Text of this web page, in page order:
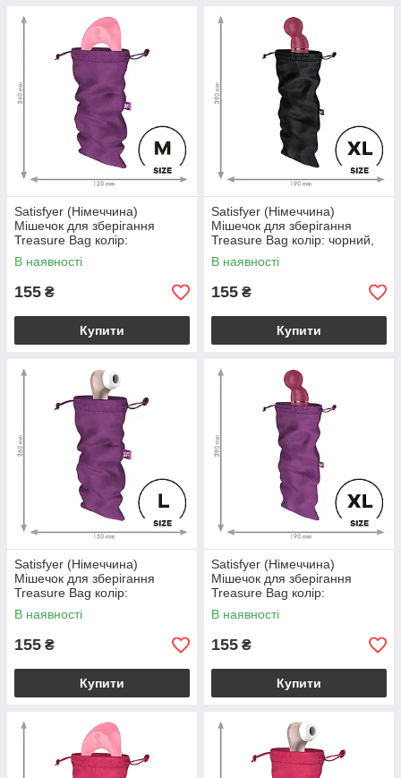
Satisfyer (Німеччина)
Мішечок для зберігання
Treasure Bag колір:
фіолетовий, розмір: М
Satisfyer (Німеччина)
В наявності
155 ₴
Купити
Satisfyer (Німеччина)
Мішечок для зберігання
Treasure Bag колір: чорний,
розмір: XL Satisfyer
(Німеччина)
В наявності
155 ₴
Купити
Satisfyer (Німеччина)
Мішечок для зберігання
Treasure Bag колір:
фіолетовий, розмір: L
Satisfyer (Німеччина)
В наявності
155 ₴
Купити
Satisfyer (Німеччина)
Мішечок для зберігання
Treasure Bag колір:
фіолетовий, розмір: XL
Satisfyer (Німеччина)
В наявності
155 ₴
Купити